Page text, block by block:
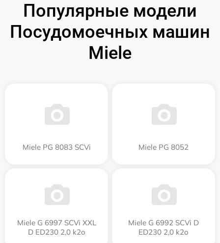
Популярные модели
Посудомоечных машин
Miele
Miele PG 8083 SCVi Miele PG 8052
Miele G 6997 SCVi XXL
D ED230 2,0 k2o
Miele G 6992 SCVi D
ED230 2,0 k2o